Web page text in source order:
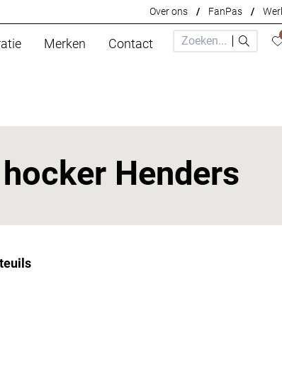
Over ons / FanPas /
Merken Contact
Henders